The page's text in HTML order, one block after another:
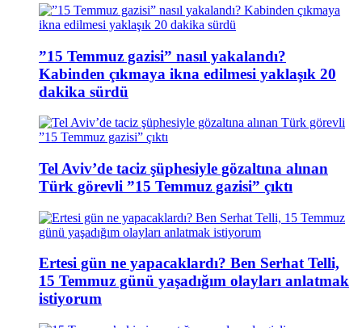
”15 Temmuz gazisi” nasıl yakalandı?
Kabinden çıkmaya ikna edilmesi yaklaşık 20
dakika sürdü
Tel Aviv’de taciz şüphesiyle gözaltına alınan
Türk görevli ”15 Temmuz gazisi” çıktı
Ertesi gün ne yapacaklardı? Ben Serhat Telli,
15 Temmuz günü yaşadığım olayları anlatmak
istiyorum